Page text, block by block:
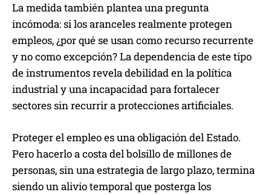
La medida también plantea una pregunta
incómoda: si los aranceles realmente protegen
empleos, ¿por qué se usan como recurso recurrente
y no como excepción? La dependencia de este tipo
de instrumentos revela debilidad en la política
industrial y una incapacidad para fortalecer
sectores sin recurrir a protecciones artificiales.
Proteger el empleo es una obligación del Estado.
Pero hacerlo a costa del bolsillo de millones de
personas, sin una estrategia de largo plazo, termina
siendo un alivio temporal que posterga los